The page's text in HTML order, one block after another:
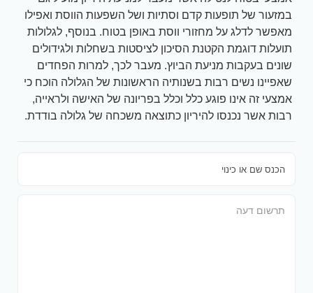
במזעור של תופעות קדם וסתיות ושל השפעות הווסת ואפילו
מאפשר לדלג על מחזורי ווסת באופן בטוח. בנוסף, לגלולות
תועלות דוגמת הקטנת הסיכון לציסטות בשחלות ולגידולים
שונים בעקבות מניעת הביוץ. מעבר לכך, למרות הפחדים
שאפיינו נשים רבות בשנותיה הראשונות של הגלולה הוכח כי
אמצעי זה אינו פוגע כלל וכלל בפריונה של האישה ולראייה,
רבות אשר נכנסו להיריון כתוצאה משכחה של גלולה בודדת.